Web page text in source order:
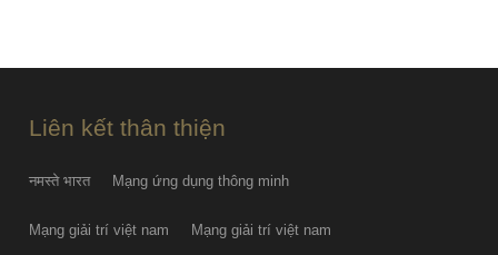
Liên kết thân thiện
नमस्ते भारत Mạng ứng dụng thông minh
Mạng giải trí việt nam Mạng giải trí việt nam